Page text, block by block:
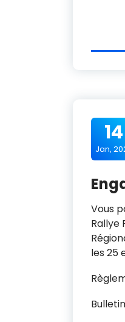
14
Jan,
Vous
Rallye
les 25